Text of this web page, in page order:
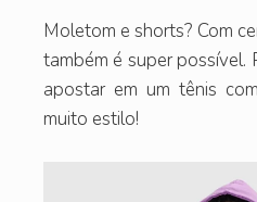
Moletom e shorts? Com
também é super possível.
apostar em um tênis com
muito estilo!